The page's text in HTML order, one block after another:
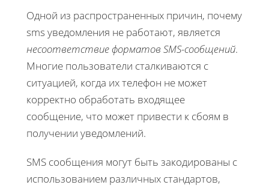
Одной из распространенных причин, почему
sms уведомления не работают, является
несоответствие форматов SMS-сообщений.
Многие пользователи сталкиваются с
ситуацией, когда их телефон не может
корректно обработать входящее
сообщение, что может привести к сбоям в
получении уведомлений.
SMS сообщения могут быть закодированы с
использованием различных стандартов,